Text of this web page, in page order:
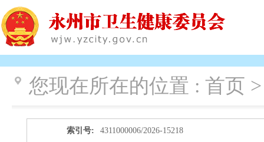
您现在所在的位置 : 首页
索引号:
4311000006/2026-15218